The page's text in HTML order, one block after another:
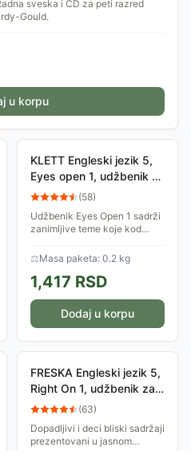
sveska i CD za peti razred
Gould.
u korpu
KLETT Engleski jezik 5,
Eyes open 1, udžbenik za
peti razred
(58)
Udžbenik Eyes Open 1 sadrži
zanimljive teme koje kod
radoznalost i motivišu ih na
usvajanje znanja.
⚖Masa paketa: 0.2 kg
1,417 RSD
Dodaj u korpu
FRESKA Engleski jezik 5,
Right On 1, udžbenik za
peti razred
(63)
Dopadljivi i deci bliski sadržaji
prezentovani u jasnom